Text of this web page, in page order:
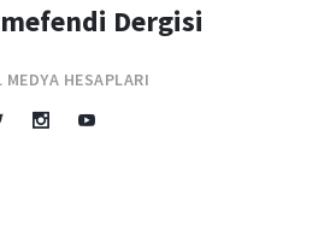
Dergisi
MEDYA HESAPLARI